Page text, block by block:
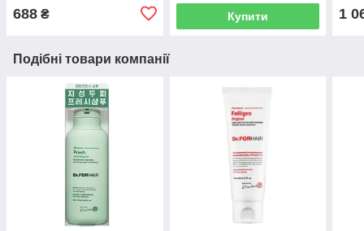
688 ₴ Купити 1
Подібні товари компанії